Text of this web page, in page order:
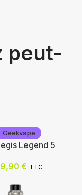
peut-
Geekvape
Legend 5
€ TTC